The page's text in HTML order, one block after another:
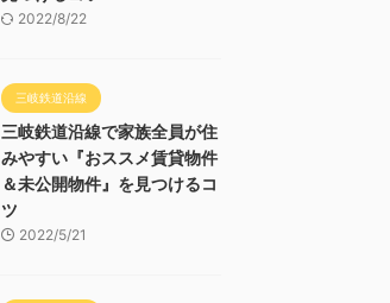
2022/8/22
三岐鉄道沿線
三岐鉄道沿線で家族全員が住
みやすい『おススメ賃貸物件
＆未公開物件』を見つけるコ
ツ
2022/5/21